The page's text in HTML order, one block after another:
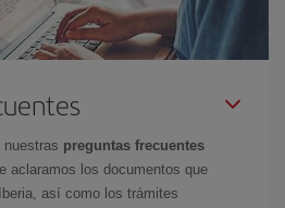
nuestras preguntas frecuentes
aclaramos los documentos que
así como los trámites